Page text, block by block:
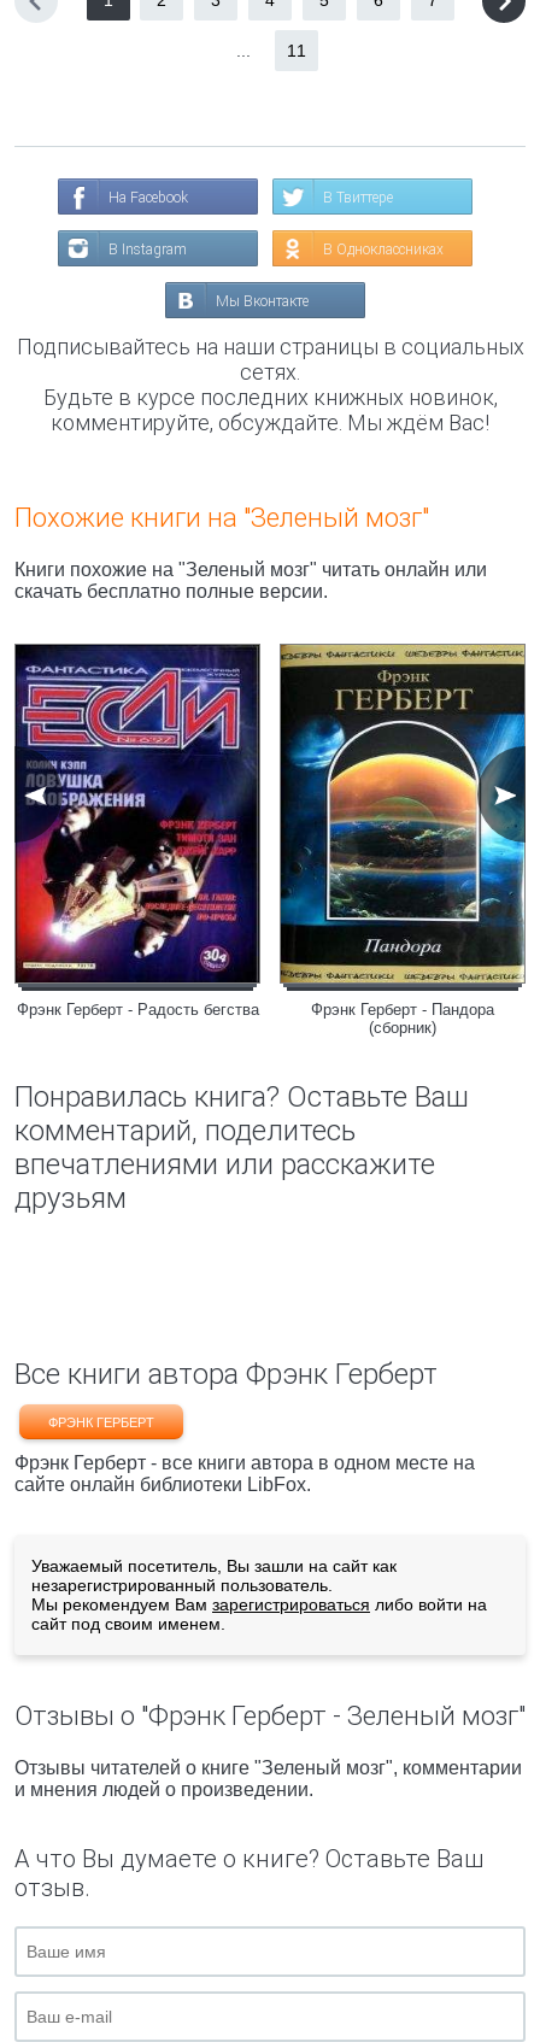
11
На Facebook В Твиттере
В Instagram В Одноклассниках
Мы Вконтакте
Подписывайтесь на наши страницы в социальных
сетях.
Будьте в курсе последних книжных новинок,
комментируйте, обсуждайте. Мы ждём Вас!
Похожие книги на "Зеленый мозг"
Книги похожие на "Зеленый мозг" читать онлайн или
скачать бесплатно полные версии.
Фрэнк Герберт - Радость бегства
Фрэнк Герберт - Пандора
(сборник)
Понравилась книга? Оставьте Ваш
комментарий, поделитесь
впечатлениями или расскажите
друзьям
Все книги автора Фрэнк Герберт
ФРЭНК ГЕРБЕРТ
Фрэнк Герберт - все книги автора в одном месте на
сайте онлайн библиотеки LibFox.
Уважаемый посетитель, Вы зашли на сайт как
незарегистрированный пользователь.
Мы рекомендуем Вам зарегистрироваться либо войти на
сайт под своим именем.
Отзывы о "Фрэнк Герберт - Зеленый мозг"
Отзывы читателей о книге "Зеленый мозг", комментарии
и мнения людей о произведении.
А что Вы думаете о книге? Оставьте Ваш
отзыв.